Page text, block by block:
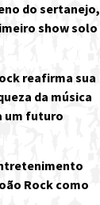
do sertanejo,
show solo
reafirma sua
da música
um futuro
Rock como